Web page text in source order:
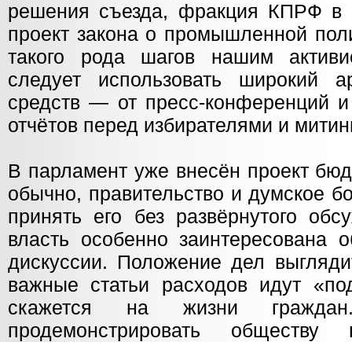
решения съезда, фракция КПРФ в
проект закона о промышленной
такого рода шагов нашим
следует использовать широкий
средств — от пресс-конференций
отчётов перед избирателями и
В парламент уже внесён проект
обычно, правительство и думское
принять его без развёрнутого
власть особенно заинтересована
дискуссии. Положение дел
важные статьи расходов идут
скажется на жизни
продемонстрировать обществу